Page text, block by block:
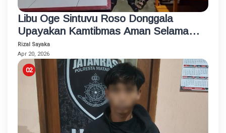
Libu Oge Sintuvu Roso Donggala
Upayakan Kamtibmas Aman Selama
Ramadhan 1447 H
Rizal Sayaka
Apr 20, 2026